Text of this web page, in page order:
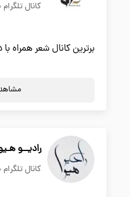
کانال
برترین کانال شعر همراه
رادیــو
کانال